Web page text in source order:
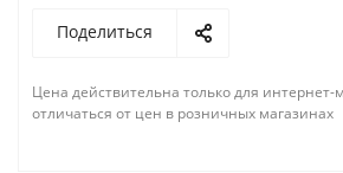
Поделиться
Цена действительна только для
отличаться от цен в розничных магазинах